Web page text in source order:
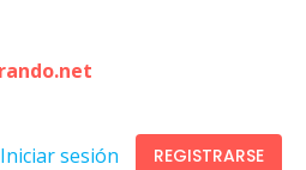
Iniciar sesión REGISTRARSE